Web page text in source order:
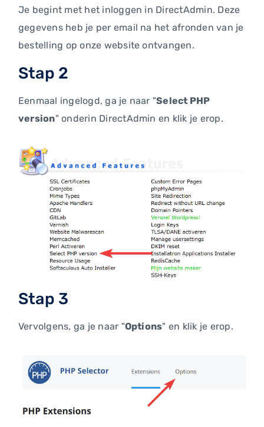
Je begint met het inloggen in DirectAdmin. Deze
gegevens heb je per email na het afronden van je
bestelling op onze website ontvangen.
Stap 2
Eenmaal ingelogd, ga je naar "Select PHP
version" onderin DirectAdmin en klik je erop.
Stap 3
Vervolgens, ga je naar "Options" en klik je erop.